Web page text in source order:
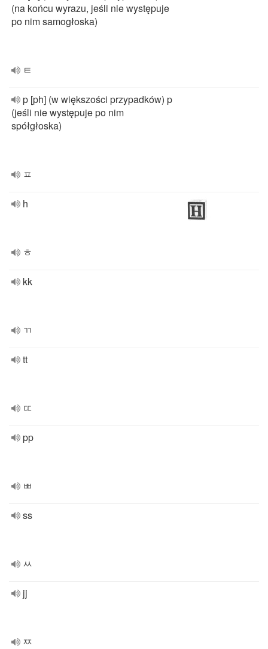
(na końcu wyrazu, jeśli nie występuje
po nim samogłoska)
ㅌ
p [ph] (w większości przypadków) p
(jeśli nie występuje po nim
spółgłoska)
ㅍ
h
ㅎ
kk
ㄲ
tt
ㄸ
pp
ㅃ
ss
ㅆ
jj
ㅉ